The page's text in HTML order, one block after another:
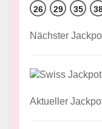
26 29 35
Nächster
Aktueller